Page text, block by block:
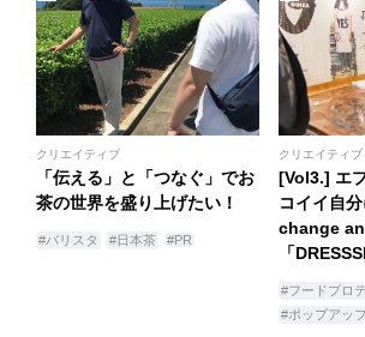
クリエイティブ
「伝える」と「つなぐ」でお
茶の世界を盛り上げたい！
#バリスタ #日本茶 #PR
クリエイティブ
[Vol3.] エ
コイイ自
change
「
#フードプロ
#ポップアッ